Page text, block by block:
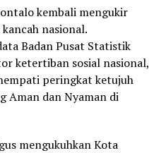
daerah ini, diharapkan
khususnya di Kabupaten
dan
bagi masyarakat setempat.
kembali mengukir
nasional.
Badan Pusat Statistik
ketertiban sosial nasional,
peringkat ketujuh
Aman dan Nyaman di
mengukuhkan Kota